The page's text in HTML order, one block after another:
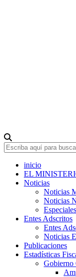
inicio
EL
Noticias
Noticias
Noticias
Especiales
Entes Adscritos
Entes
Noticias
Publicaciones
Estadísticas
Gobierno